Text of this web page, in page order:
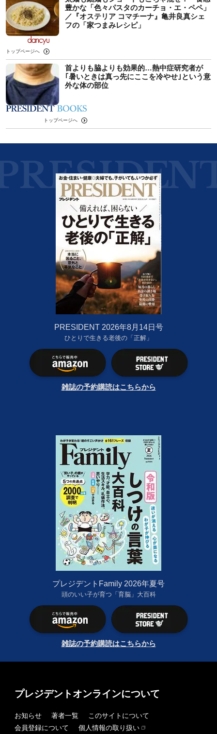
豊かな「色々パスタのカーチョ・エ・ペペ」
／『オステリア コマチーナ』亀井良真シェ
フの「家つまみレシピ」
トップページへ
首よりも脇よりも効果的…熱中症研究者が
｢暑いときは真っ先にここを冷やせ｣という意
外な体の部位
トップページへ
PRESIDENT 2026年8月14日号
ひとりで生きる老後の「正解」
雑誌の予約購読はこちらから
プレジデントFamily 2026年夏号
頭のいい子が育つ「育脳」大百科
雑誌の予約購読はこちらから
プレジデントオンラインについて
お知らせ 著者一覧
このサイトについて
会員登録について
個人情報の取り扱い